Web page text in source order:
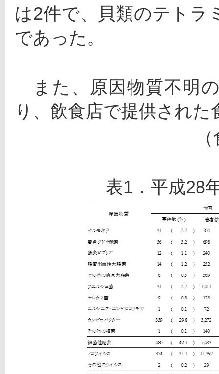
は2件で、貝類のテトラ
であった。
また、原因物質不明
り、飲食店で提供され
表1．平成28